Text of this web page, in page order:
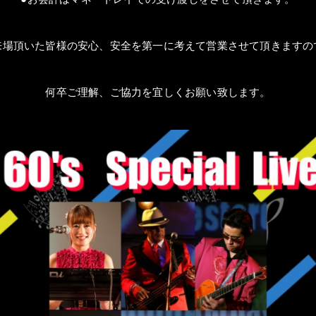
場頂いた皆様の安心、安全を第一に考えて営業させて頂きますの
何卒ご理解、ご協力を宜しくお願い致します。